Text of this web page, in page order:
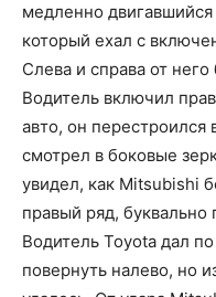
медленно
который ехал с
Слева и справа от
Водитель включил
авто, он
смотрел в боковые
увидел, как Mitsubishi
правый ряд, буквально
Водитель Toyota дал
повернуть налево, но